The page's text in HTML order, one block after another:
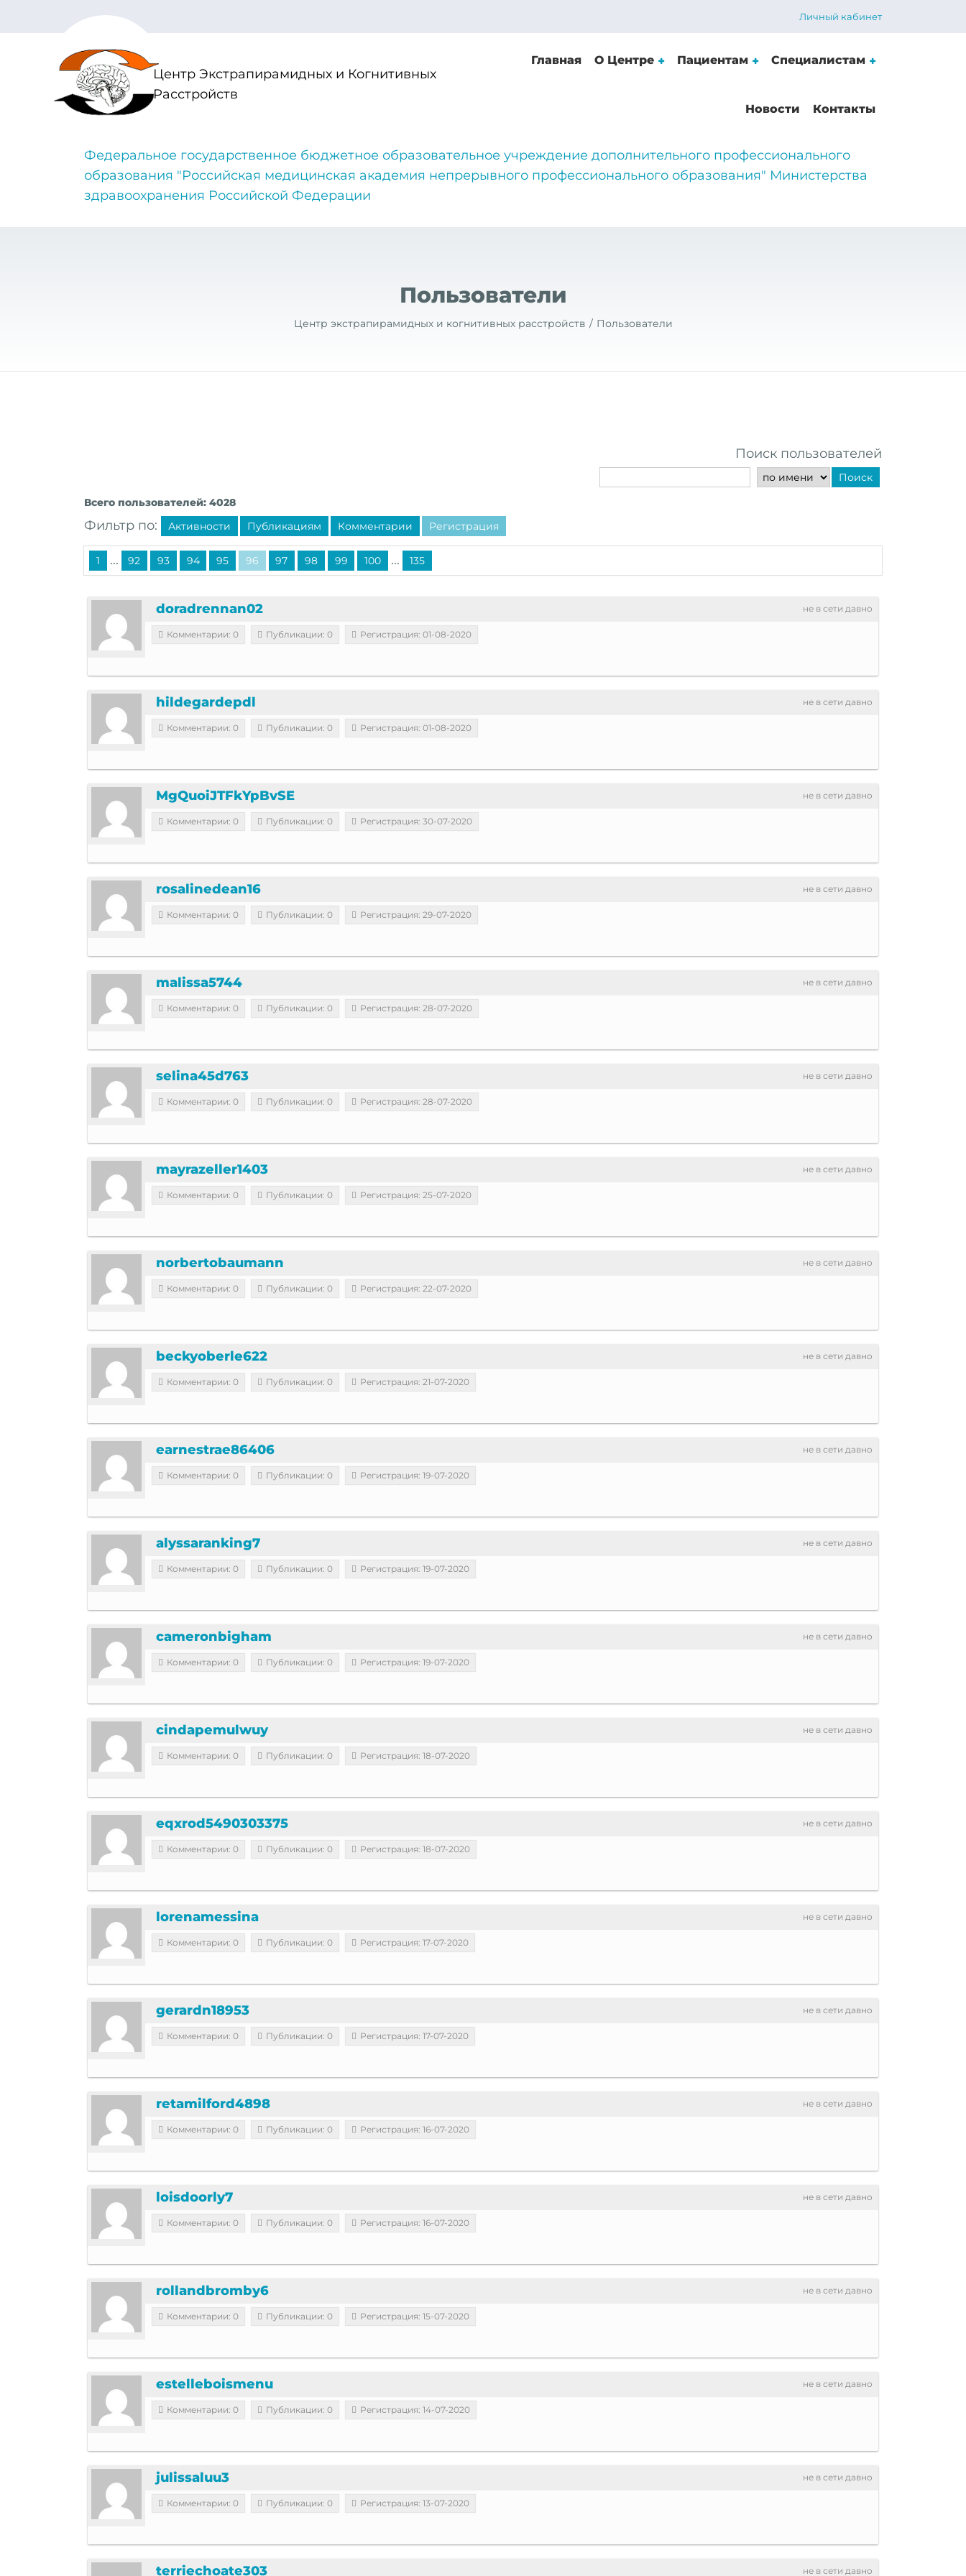
Личный кабинет
Центр Экстрапирамидных и Когнитивных
Расстройств
Главная О Центре Пациентам Специалистам
Новости Контакты
Федеральное государственное бюджетное образовательное учреждение дополнительного профессионального
образования "Российская медицинская академия непрерывного профессионального образования" Министерства
здравоохранения Российской Федерации
Пользователи
Центр экстрапирамидных и когнитивных расстройств Пользователи
Поиск пользователей
Поиск
Всего пользователей: 4028
Фильтр по: Активности Публикациям Комментарии Регистрация
1 ... 92 93 94 95 96 97 98 99 100 ... 135
не в сети давно
doradrennan02
Комментарии: 0 Публикации: 0 Регистрация: 01-08-2020
не в сети давно
hildegardepdl
Комментарии: 0 Публикации: 0 Регистрация: 01-08-2020
не в сети давно
MgQuoiJTFkYpBvSE
Комментарии: 0 Публикации: 0 Регистрация: 30-07-2020
не в сети давно
rosalinedean16
Комментарии: 0 Публикации: 0 Регистрация: 29-07-2020
не в сети давно
malissa5744
Комментарии: 0 Публикации: 0 Регистрация: 28-07-2020
не в сети давно
selina45d763
Комментарии: 0 Публикации: 0 Регистрация: 28-07-2020
не в сети давно
mayrazeller1403
Комментарии: 0 Публикации: 0 Регистрация: 25-07-2020
не в сети давно
norbertobaumann
Комментарии: 0 Публикации: 0 Регистрация: 22-07-2020
не в сети давно
beckyoberle622
Комментарии: 0 Публикации: 0 Регистрация: 21-07-2020
не в сети давно
earnestrae86406
Комментарии: 0 Публикации: 0 Регистрация: 19-07-2020
не в сети давно
alyssaranking7
Комментарии: 0 Публикации: 0 Регистрация: 19-07-2020
не в сети давно
cameronbigham
Комментарии: 0 Публикации: 0 Регистрация: 19-07-2020
не в сети давно
cindapemulwuy
Комментарии: 0 Публикации: 0 Регистрация: 18-07-2020
не в сети давно
eqxrod5490303375
Комментарии: 0 Публикации: 0 Регистрация: 18-07-2020
не в сети давно
lorenamessina
Комментарии: 0 Публикации: 0 Регистрация: 17-07-2020
не в сети давно
gerardn18953
Комментарии: 0 Публикации: 0 Регистрация: 17-07-2020
не в сети давно
retamilford4898
Комментарии: 0 Публикации: 0 Регистрация: 16-07-2020
не в сети давно
loisdoorly7
Комментарии: 0 Публикации: 0 Регистрация: 16-07-2020
не в сети давно
rollandbromby6
Комментарии: 0 Публикации: 0 Регистрация: 15-07-2020
не в сети давно
estelleboismenu
Комментарии: 0 Публикации: 0 Регистрация: 14-07-2020
не в сети давно
julissaluu3
Комментарии: 0 Публикации: 0 Регистрация: 13-07-2020
не в сети давно
terriechoate303